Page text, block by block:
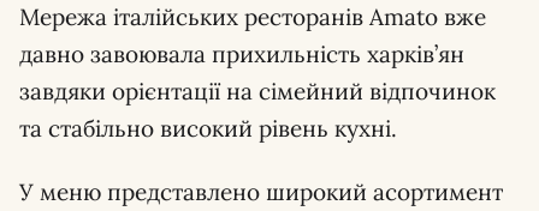
Мережа італійських ресторанів Amato вже
давно завоювала прихильність харків’ян
завдяки орієнтації на сімейний відпочинок
та стабільно високий рівень кухні.
У меню представлено широкий асортимент